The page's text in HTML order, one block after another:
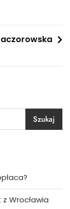
Szukaj
Wrocławia